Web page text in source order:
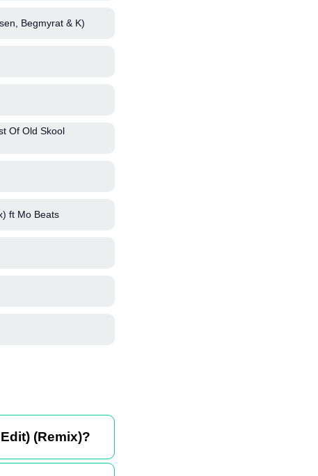
Begmyrat & K)
Of Old Skool
ft Mo Beats
(Remix)?